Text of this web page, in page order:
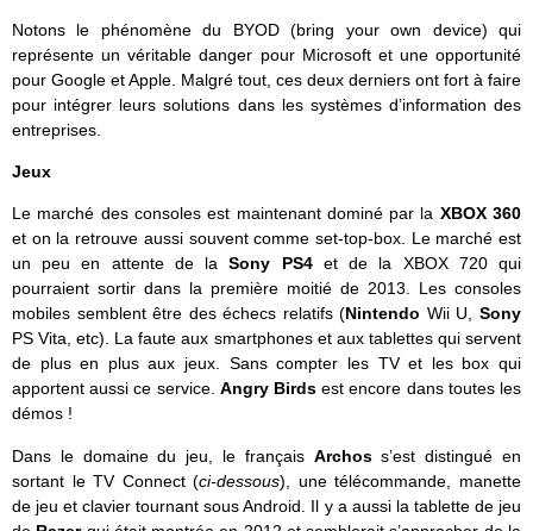
Notons le phénomène du BYOD (bring your own device) qui
représente un véritable danger pour Microsoft et une opportunité
pour Google et Apple. Malgré tout, ces deux derniers ont fort à faire
pour intégrer leurs solutions dans les systèmes d’information des
entreprises.
Jeux
Le marché des consoles est maintenant dominé par la XBOX 360
et on la retrouve aussi souvent comme set-top-box. Le marché est
un peu en attente de laSony PS4et de la XBOX 720 qui
pourraient sortir dans la première moitié de 2013. Les consoles
mobiles semblent être des échecs relatifs (Nintendo Wii U,Sony
PS Vita, etc). La faute aux smartphones et aux tablettes qui servent
de plus en plus aux jeux. Sans compter les TV et les box qui
apportent aussi ce service. Angry Birds est encore dans toutes les
démos !
Dans le domaine du jeu, le français Archoss’est distingué en
sortant le TV Connect (ci-dessous), une télécommande, manette
de jeu et clavier tournant sous Android. Il y a aussi la tablette de jeu